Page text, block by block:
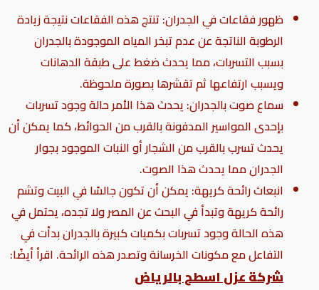
ظهور فقاعات في الجدران: تنتج هذه الفقاعات نتيجة زيادة
الرطوبة الناتجة عن عدم تبخر المياه الموجودة بالجدران
بسبب التسربات، مما يحدث ضغط على طبقة الدهانات
ويسبب ارتفاعها ثم تقشرها بصورة ملحوظة.
سماع صوت بالجدران: يحدث هذا الأمر حالة وجود تسربات
بإحدى المواسير المدفونة بالقرب من الحوائط، كما يمكن أن
يحدث تسرب بالقرب من الشجار أو النبات الموجود بجوار
الجدران مما يحدث هذا الصوت.
انبعاث رائحة كريهة: يمكن أن تكون جالسًا في البيت وتشم
رائحة كريهة وتبدأ في البحث عن المصر ولا تجده، يحتمل في
هذه الحالة وجود تسربات بكميات كبيرة بالجدران بدأت في
التفاعل مع مكونات الخرسانة وتصدر هذه الرائحة. اقرأ أيضًا:
شركة عزل اسطح بالرياض